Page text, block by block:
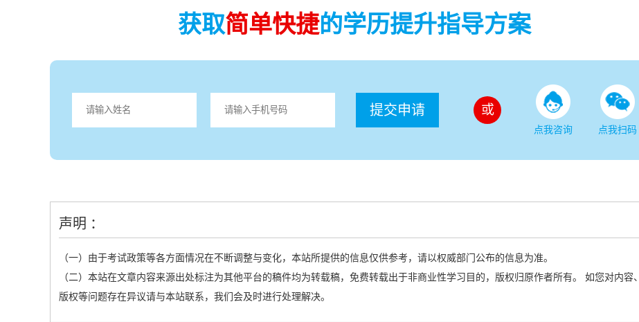
获取简单快捷的学历提升指导方案
提交申请 或
点我咨询 点我扫码
声明 ：
（一）由于考试政策等各方面情况在不断调整与变化，本站所提供的信息仅供参考，请以权威部门公布的信息为准。
（二）本站在文章内容来源出处标注为其他平台的稿件均为转载稿，免费转载出于非商业性学习目的，版权归原作者所有。 如您对内容、
版权等问题存在异议请与本站联系，我们会及时进行处理解决。